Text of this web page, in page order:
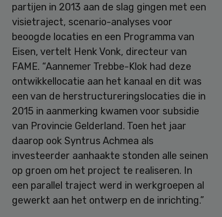
partijen in 2013 aan de slag gingen met een
visietraject, scenario-analyses voor
beoogde locaties en een Programma van
Eisen, vertelt Henk Vonk, directeur van
FAME. “Aannemer Trebbe-Klok had deze
ontwikkellocatie aan het kanaal en dit was
een van de herstructureringslocaties die in
2015 in aanmerking kwamen voor subsidie
van Provincie Gelderland. Toen het jaar
daarop ook Syntrus Achmea als
investeerder aanhaakte stonden alle seinen
op groen om het project te realiseren. In
een parallel traject werd in werkgroepen al
gewerkt aan het ontwerp en de inrichting.”